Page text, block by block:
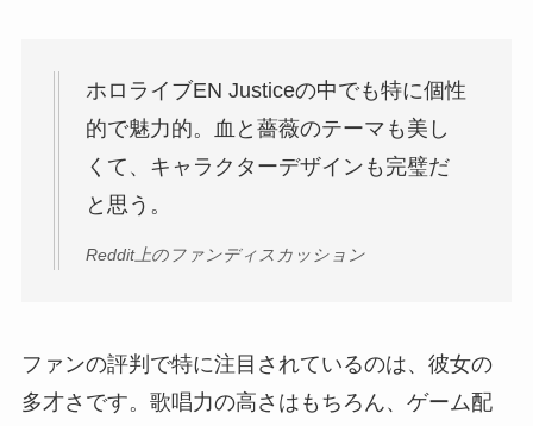
ホロライブEN Justiceの中でも特に個性
的で魅力的。血と薔薇のテーマも美し
くて、キャラクターデザインも完璧だ
と思う。
Reddit上のファンディスカッション
ファンの評判で特に注目されているのは、彼女の
多才さです。歌唱力の高さはもちろん、ゲーム配